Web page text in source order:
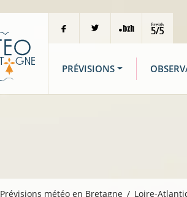
PRÉVISIONS
Prévisions météo en Bretagne Loire-